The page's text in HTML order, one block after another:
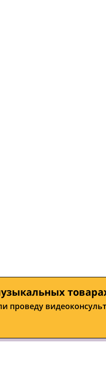
проведу